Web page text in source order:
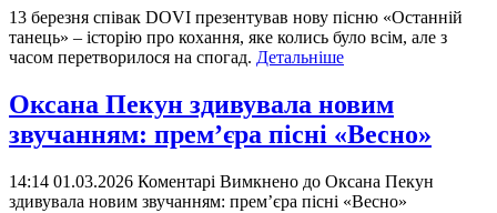
13 березня співак DOVI презентував нову пісню «Останній
танець» – історію про кохання, яке колись було всім, але з
часом перетворилося на спогад. Детальніше
Оксана Пекун здивувала новим
звучанням: премʼєра пісні «Весно»
14:14 01.03.2026 Коментарі Вимкнено до Оксана Пекун
здивувала новим звучанням: премʼєра пісні «Весно»